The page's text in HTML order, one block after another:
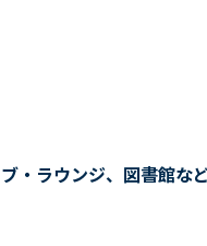
・ラウンジ、図書館など